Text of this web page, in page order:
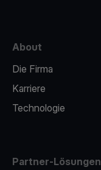
About
Die Firma
Karriere
Technologie
Partner-Lösungen